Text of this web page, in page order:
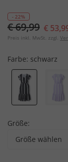
- 22%
€ 69,99 €
Preis inkl. MwSt. zzgl.
Farbe: schwarz
Größe:
Größe wählen